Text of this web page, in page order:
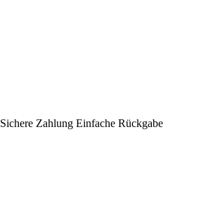
Sichere Zahlung Einfache Rückgabe